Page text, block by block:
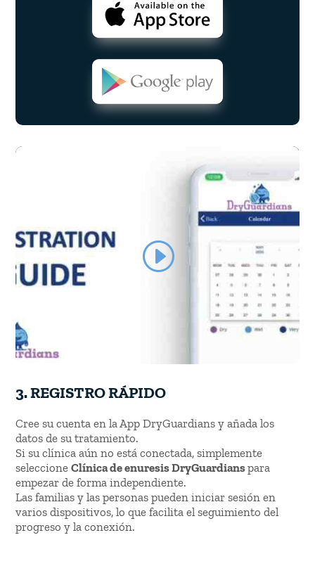
3.REGISTRO RÁPIDO
Cree su cuenta en la App DryGuardians y añada los
datos de su tratamiento.
Si su clínica aún no está conectada, simplemente
seleccioneClínica de enuresis DryGuardianspara
empezar de forma independiente.
Las familias y las personas pueden iniciar sesión en
varios dispositivos, lo que facilita el seguimiento del
progreso y la conexión.